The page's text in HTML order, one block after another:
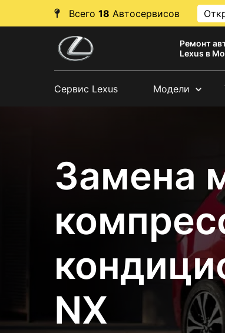
Всего 18 Автосервисов
Ремонт
Lexus в
Сервис Lexus Модели
Замена
NX